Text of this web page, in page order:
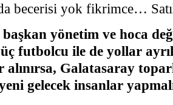
becerisi yok fikrimce…
başkan yönetim ve hoca
futbolcu ile de yollar
Galatasaray
gelecek insanlar